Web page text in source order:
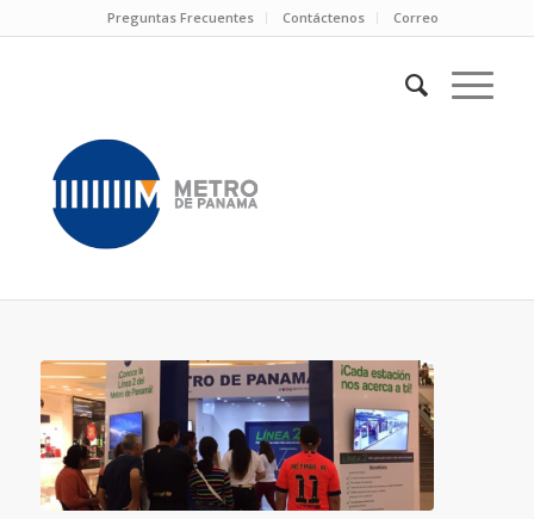
Preguntas Frecuentes Contáctenos Correo